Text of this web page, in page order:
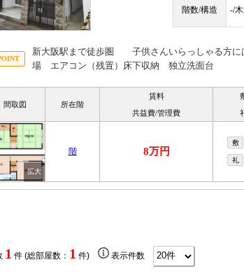
階数/構造 -/
新大阪駅まで徒歩圏 子供さんいらっしゃる方に
場 エアコン（残置）床下収納 独立洗面台
間取図 所在階
賃料
共益費/管理費
階 8万円
敷
礼
1 件 (総部屋数： 1 件) 表示件数